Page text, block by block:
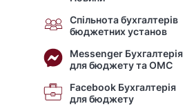
Спільнота бухгалтерів
бюджетних установ
Messenger Бухгалтерія
для бюджету та ОМС
Facebook Бухгалтерія
для бюджету